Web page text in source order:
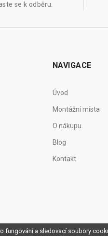
se k odběru.
NAVIGACE
Úvod
Montážní místa
O nákupu
Blog
Kontakt
a sledovací soubory